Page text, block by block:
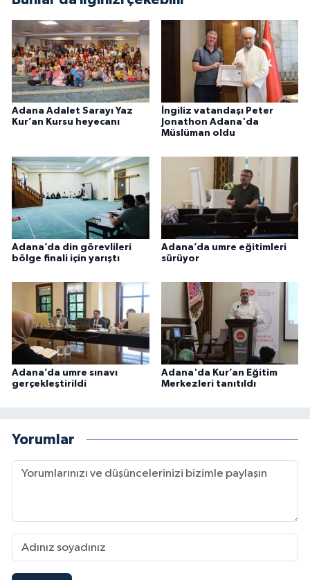
Adana Adalet Sarayı Yaz
Kur’an Kursu heyecanı
İngiliz vatandaşı Peter
Jonathon Adana'da
Müslüman oldu
Adana’da din görevlileri
bölge finali için yarıştı
Adana’da umre eğitimleri
sürüyor
Adana’da umre sınavı
gerçekleştirildi
Adana'da Kur’an Eğitim
Merkezleri tanıtıldı
Yorumlar
Niğde Müftülüğü
Ordu Müftülüğü
Osmaniye Müftülüğü
Sakarya Müftülüğü
Samsun Müftülüğü
Siirt Müftülüğü
Sinop Müftülüğü
Sivas Müftülüğü
Şanlıurfa Müftülüğü
Şırnak Müftülüğü
Tokat Müftülüğü
Uşak Müftülüğü